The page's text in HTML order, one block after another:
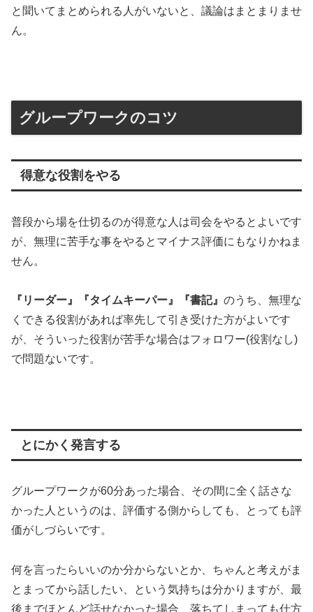
と聞いてまとめられる人がいないと、議論はまとまりませ
ん。
グループワークのコツ
得意な役割をやる
普段から場を仕切るのが得意な人は司会をやるとよいです
が、無理に苦手な事をやるとマイナス評価にもなりかねま
せん。
『リーダー』『タイムキーパー』『書記』 のうち、無理な
くできる役割があれば率先して引き受けた方がよいです
が、そういった役割が苦手な場合はフォロワー(役割なし)
で問題ないです。
とにかく発言する
グループワークが60分あった場合、その間に全く話さな
かった人というのは、評価する側からしても、とっても評
価がしづらいです。
何を言ったらいいのか分からないとか、ちゃんと考えがま
とまってから話したい、という気持ちは分かりますが、最
後までほとんど話せなかった場合、落ちてしまっても仕方